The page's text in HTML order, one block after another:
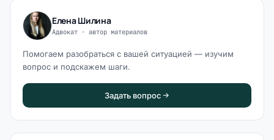
Елена Шилина
Адвокат · автор материалов
Помогаем разобраться с вашей ситуацией — изучим
вопрос и подскажем шаги.
Задать вопрос